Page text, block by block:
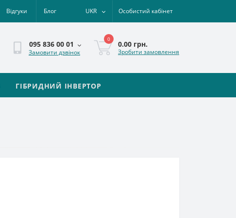
Відгуки Блог UKR Особистий кабінет
095 836 00 01
Замовити дзвінок
0
0.00 грн.
Зробити замовлення
ГІБРИДНИЙ ІНВЕРТОР